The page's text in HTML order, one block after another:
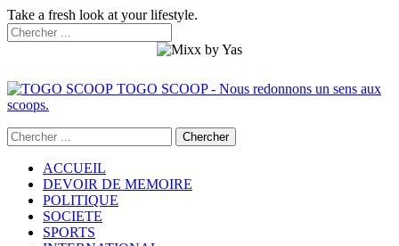
Take a fresh look at your lifestyle.
TOGO SCOOP - Nous redonnons un sens aux
scoops.
ACCUEIL
DEVOIR DE MEMOIRE
POLITIQUE
SOCIETE
SPORTS